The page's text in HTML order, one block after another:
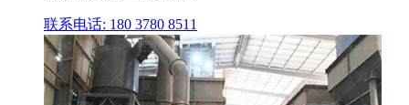
联系电话: 180 3780 8511